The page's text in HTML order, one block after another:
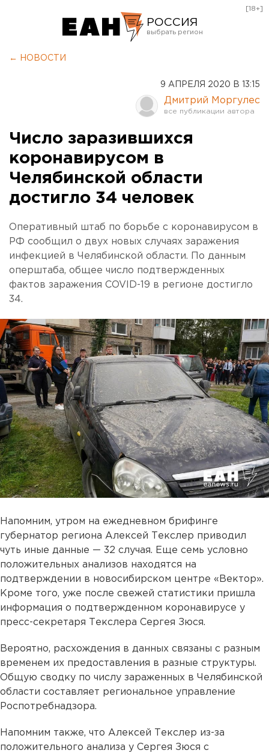
РОССИЯ
Оренбург
[18+]
← НОВОСТИ
9 АПРЕЛЯ 2020 В 13:15
Дмитрий Моргулес
Число заразившихся
коронавирусом в
Челябинской области
достигло 34 человек
Оперативный штаб по борьбе с коронавирусом в
РФ сообщил о двух новых случаях заражения
инфекцией в Челябинской области. По данным
оперштаба, общее число подтвержденных
фактов заражения COVID-19 в регионе достигло
34.
Напомним, утром на ежедневном брифинге
губернатор региона Алексей Текслер приводил
чуть иные данные — 32 случая. Еще семь условно
положительных анализов находятся на
подтверждении в новосибирском центре «Вектор».
Кроме того, уже после свежей статистики пришла
информация о подтвержденном коронавирусе у
пресс-секретаря Текслера Сергея Зюся.
Вероятно, расхождения в данных связаны с разным
временем их предоставления в разные структуры.
Общую сводку по числу зараженных в Челябинской
области составляет региональное управление
Роспотребнадзора.
Напомним также, что Алексей Текслер из-за
положительного анализа у Сергея Зюся с